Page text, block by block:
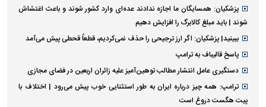
پزشکیان: همسایگان ما اجازه ندادند عده‌ای وارد کشور شوند و باعث اغتشاش
شوند | باید مبلغ کالابرگ را افزایش دهیم
ببینید| پزشکیان: اگر ارز ترجیحی را حذف نمی‌کردیم، قطعاً قحطی پیش می‌آمد
پاسخ قالیباف به ترامپ
دستگیری عامل انتشار مطالب توهین‌آمیز علیه زائران اربعین در فضای مجازی
ترامپ: همه چیز درباره ایران به طور استثنایی خوب پیش می‌رود | اختلاف با
پیت هگست دروغ است